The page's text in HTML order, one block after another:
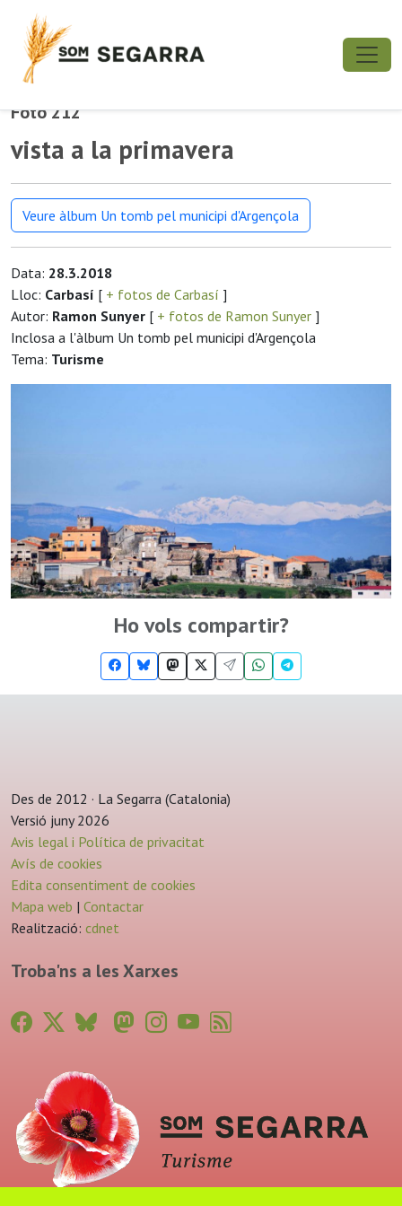
Foto 212
vista a la primavera
Veure àlbum Un tomb pel municipi d'Argençola
Data: 28.3.2018
Lloc: Carbasí [ + fotos de Carbasí ]
Autor: Ramon Sunyer [ + fotos de Ramon Sunyer ]
Inclosa a l'àlbum Un tomb pel municipi d'Argençola
Tema: Turisme
Ho vols compartir?
Des de 2012 · La Segarra (Catalonia)
Versió juny 2026
Avis legal i Política de privacitat
Avís de cookies
Edita consentiment de cookies
Mapa web | Contactar
Realització: cdnet
Troba'ns a les Xarxes